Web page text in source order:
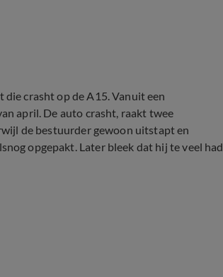
crasht op de A15. Vanuit een
april. De auto crasht, raakt twee
de bestuurder gewoon uitstapt en
opgepakt. Later bleek dat hij te veel had